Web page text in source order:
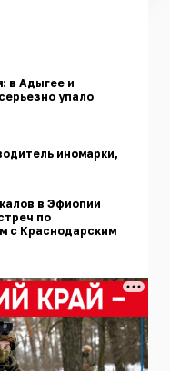
в Адыгее и
упало
иномарки,
в Эфиопии
по
с Краснодарским